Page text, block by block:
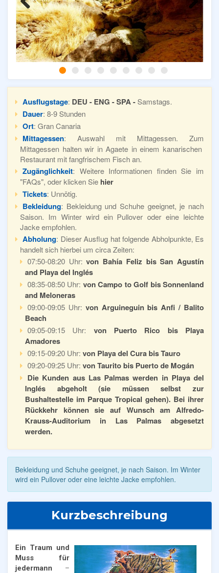
Previous Next
Ausflugstage: DEU - ENG - SPA -Samstags.
Dauer: 8-9 Stunden
Ort: Gran Canaria
Mittagessen: Auswahl mit Mittagessen. Zum
Mittagessen halten wir in Agaete in einem kanarischen
Restaurant mit fangfrischem Fisch an.
Zugänglichkeit: Weitere Informationen finden Sie im
"FAQs", oder klicken Sie hier
Tickets: Unnötig.
Bekleidung: Bekleidung und Schuhe geeignet, je nach
Saison. Im Winter wird ein Pullover oder eine leichte
Jacke empfohlen.
Abholung: Dieser Ausflug hat folgende Abholpunkte, Es
handelt sich hierbei um circa Zeiten:
07:50-08:20 Uhr:von Bahía Feliz bis San Agustín
and Playa del Inglés
08:35-08:50 Uhr: von Campo to Golf bis Sonnenland
and Meloneras
09:00-09:05 Uhr: von Arguineguin bis Anfi / Balito
Beach
09:05-09:15 Uhr: von Puerto Rico bis Playa
Amadores
09:15-09:20 Uhr: von Playa del Cura bis Tauro
09:20-09:25 Uhr: von Taurito bis Puerto de Mogán
Die Kunden aus Las Palmas werden in Playa del
Inglés abgeholt (sie müssen selbst zur
Bushaltestelle im Parque Tropical gehen). Bei ihrer
Rückkehr können sie auf Wunsch am Alfredo-
Krauss-Auditorium in Las Palmas abgesetzt
werden.
Bekleidung und Schuhe geeignet, je nach Saison. Im Winter
wird ein Pullover oder eine leichte Jacke empfohlen.
Kurzbeschreibung
Ein Traum und
Muss für
jedermann –